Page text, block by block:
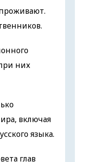
них
включая
языка.
глав